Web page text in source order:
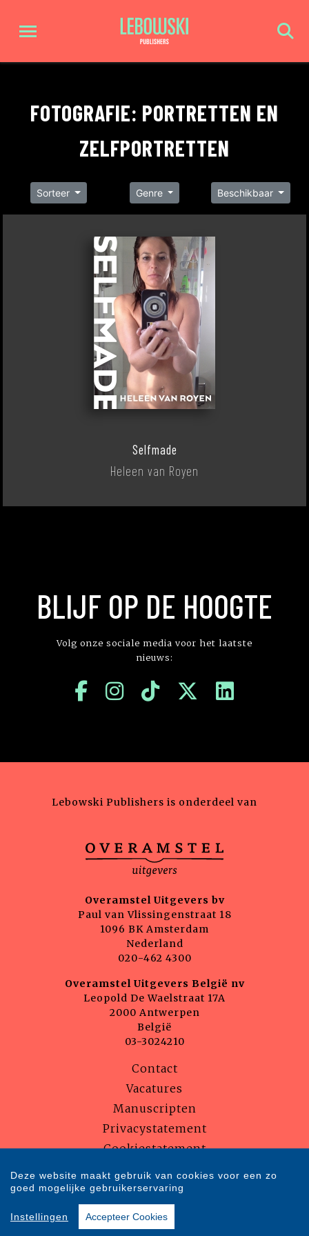
FOTOGRAFIE: PORTRETTEN EN
ZELFPORTRETTEN
Sorteer Genre Beschikbaar
Selfmade
Heleen van Royen
BLIJF OP DE HOOGTE
Volg onze sociale media voor het laatste
nieuws:
Lebowski Publishers is onderdeel van
Overamstel Uitgevers bv
Paul van Vlissingenstraat 18
1096 BK Amsterdam
Nederland
020-462 4300
Overamstel Uitgevers België nv
Leopold De Waelstraat 17A
2000 Antwerpen
België
03-3024210
Contact
Vacatures
Manuscripten
Privacystatement
Cookiestatement
Cookie-instellingen
Copyright © 2007-2026 Overamstel Uitgevers - Alle rechten voorbehouden
- Ontwerp door
Deze website maakt gebruik van cookies voor een zo
goed mogelijke gebruikerservaring
Instellingen Accepteer Cookies